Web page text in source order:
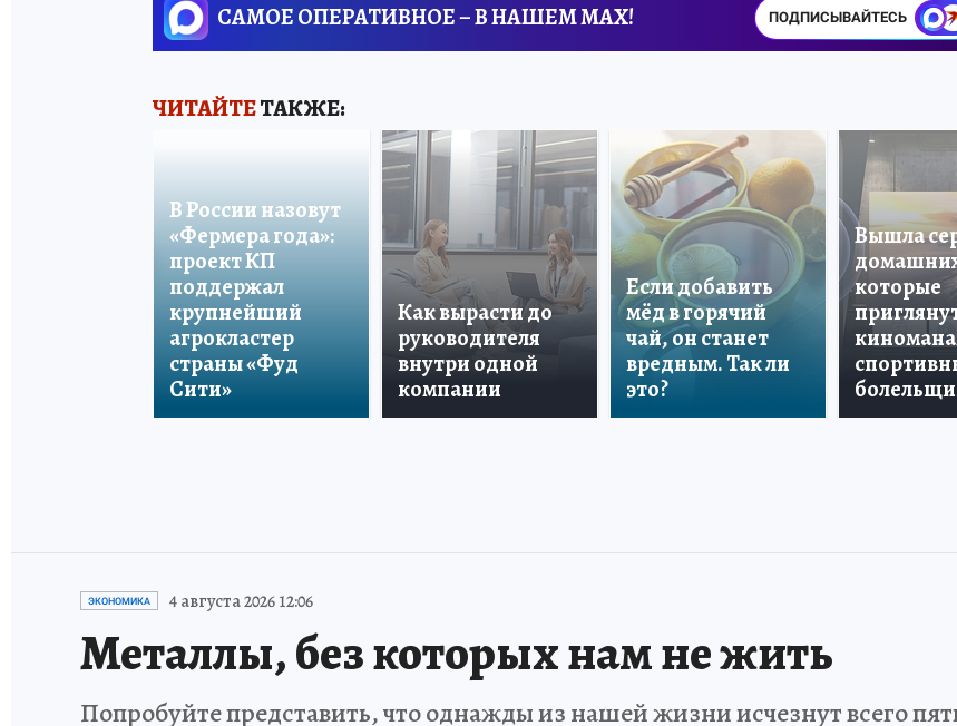
САМОЕ ОПЕРАТИВНОЕ – В НАШЕМ MAX! ПОДПИСЫВАЙТЕСЬ
ЧИТАЙТЕТАКЖЕ:
В России назовут
«Фермера года»:
проект КП
поддержал
крупнейший
агрокластер
страны «Фуд
Сити»
Как вырасти до
руководителя
внутри одной
компании
Если добавить
мёд в горячий
чай, он станет
вредным. Так ли
это?
Вышла
которые
ЭКОНОМИКА 4 августа 2026 12:06
Металлы, без которых нам не жить
Попробуйте представить, что однажды из нашей жизни исчезнут всего